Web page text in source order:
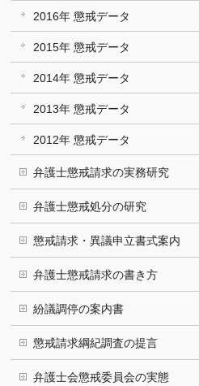
2016年 懲戒データ
2015年 懲戒データ
2014年 懲戒データ
2013年 懲戒データ
2012年 懲戒データ
弁護士懲戒請求の実務研究
弁護士懲戒処分の研究
懲戒請求・異議申立書式案内
弁護士懲戒請求の書き方
紛議調停の案内書
懲戒請求綱紀調査の提言
弁護士会懲戒委員会の実態